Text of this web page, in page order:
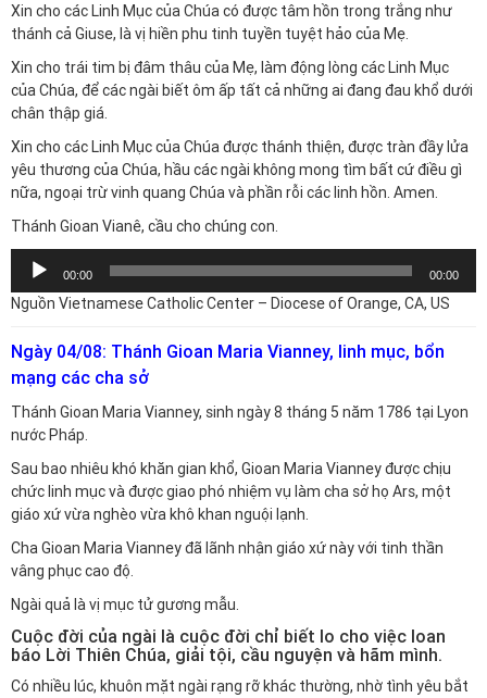
Xin cho các Linh Mục của Chúa có được tâm hồn trong trắng như
thánh cả Giuse, là vị hiền phu tinh tuyền tuyệt hảo của Mẹ.
Xin cho trái tim bị đâm thâu của Mẹ, làm động lòng các Linh Mục
của Chúa, để các ngài biết ôm ấp tất cả những ai đang đau khổ dưới
chân thập giá.
Xin cho các Linh Mục của Chúa được thánh thiện, được tràn đầy lửa
yêu thương của Chúa, hầu các ngài không mong tìm bất cứ điều gì
nữa, ngoại trừ vinh quang Chúa và phần rỗi các linh hồn. Amen.
Thánh Gioan Vianê, cầu cho chúng con.
Trình
chơi
Audio
00:00 00:00
Nguồn Vietnamese Catholic Center – Diocese of Orange, CA, US
Ngày 04/08: Thánh Gioan Maria Vianney, linh mục, bổn
mạng các cha sở
Thánh Gioan Maria Vianney, sinh ngày 8 tháng 5 năm 1786 tại Lyon
nước Pháp.
Sau bao nhiêu khó khăn gian khổ, Gioan Maria Vianney được chịu
chức linh mục và được giao phó nhiệm vụ làm cha sở họ Ars, một
giáo xứ vừa nghèo vừa khô khan nguội lạnh.
Cha Gioan Maria Vianney đã lãnh nhận giáo xứ này với tinh thần
vâng phục cao độ.
Ngài quả là vị mục tử gương mẫu.
Cuộc đời của ngài là cuộc đời chỉ biết lo cho việc loan
báo Lời Thiên Chúa, giải tội, cầu nguyện và hãm mình.
Có nhiều lúc, khuôn mặt ngài rạng rỡ khác thường, nhờ tình yêu bắt